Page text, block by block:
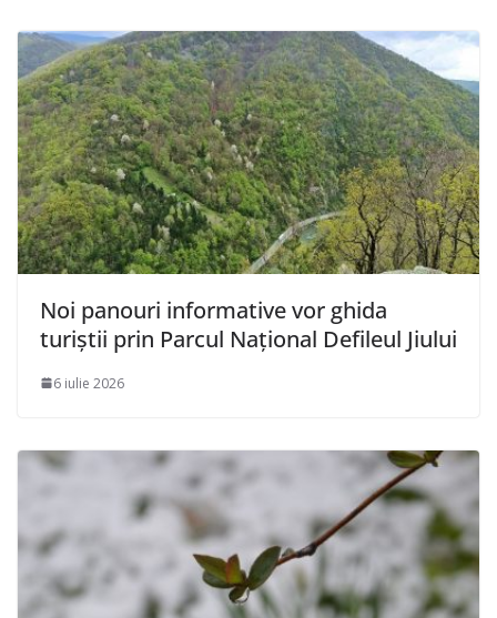
Noi panouri informative vor ghida
turiștii prin Parcul Național Defileul Jiului
6 iulie 2026